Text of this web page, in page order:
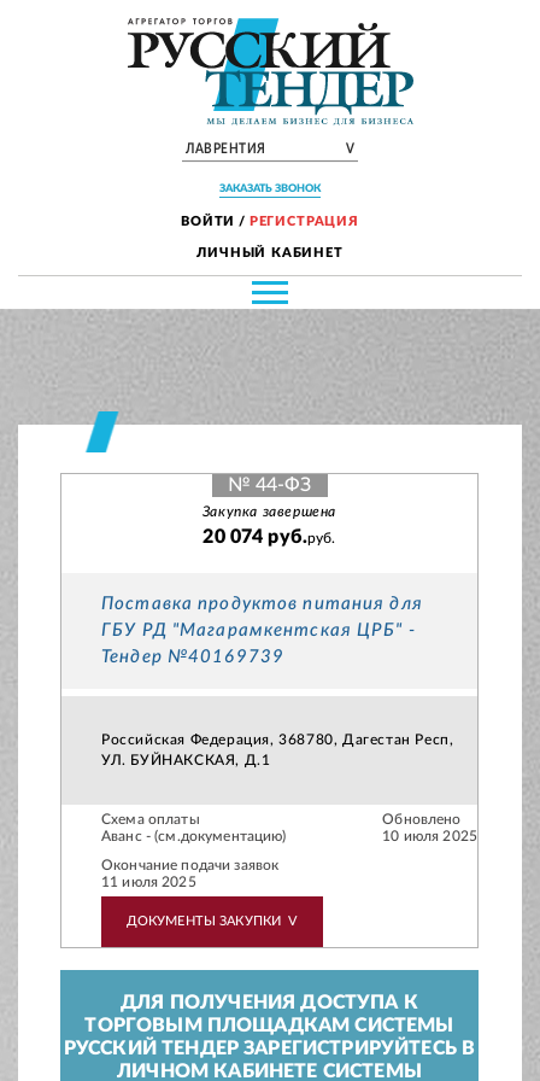
ЛАВРЕНТИЯ V
ЗАКАЗАТЬ ЗВОНОК
ВОЙТИ / РЕГИСТРАЦИЯ
ЛИЧНЫЙ КАБИНЕТ
№ 44-ФЗ
Закупка завершена
20 074 руб.руб.
Поставка продуктов питания для
ГБУ РД "Магарамкентская ЦРБ" -
Тендер №40169739
Российская Федерация, 368780, Дагестан Респ,
УЛ. БУЙНАКСКАЯ, Д.1
Схема оплаты
Аванс - (см.документацию)
Обновлено
10 июля 2025
Окончание подачи заявок
11 июля 2025
ДОКУМЕНТЫ ЗАКУПКИ V
ДЛЯ ПОЛУЧЕНИЯ ДОСТУПА К
ТОРГОВЫМ ПЛОЩАДКАМ СИСТЕМЫ
РУССКИЙ ТЕНДЕР ЗАРЕГИСТРИРУЙТЕСЬ В
ЛИЧНОМ КАБИНЕТЕ СИСТЕМЫ